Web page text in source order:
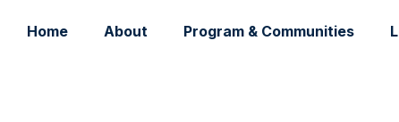
Home About Program & Communities